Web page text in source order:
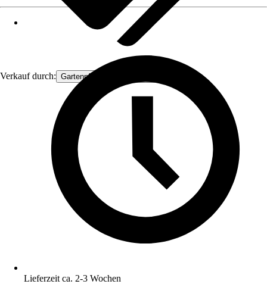
Verkauf durch: Gartenpflanzen Ammerland
Lieferzeit ca. 2-3 Wochen